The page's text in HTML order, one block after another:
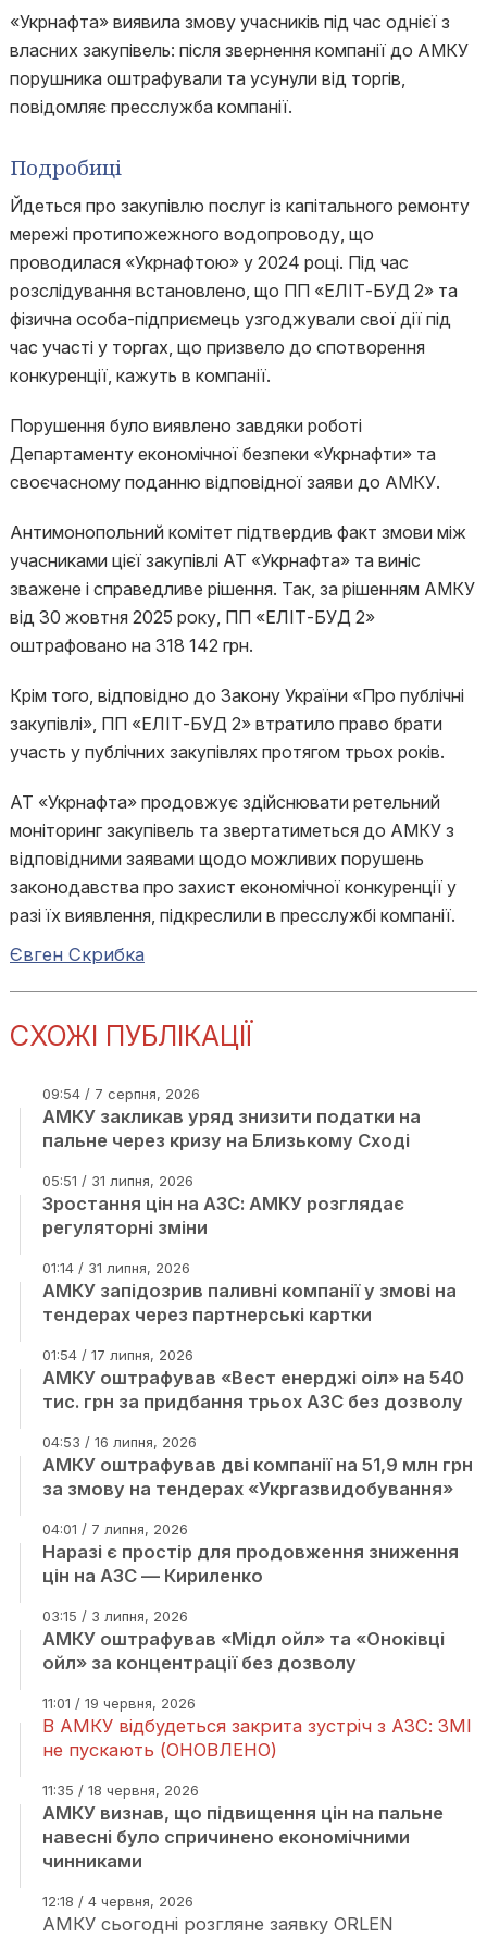
«Укрнафта» виявила змову учасників під час однієї з
власних закупівель: після звернення компанії до АМКУ
порушника оштрафували та усунули від торгів,
повідомляє пресслужба компанії.
Подробиці
Йдеться про закупівлю послуг із капітального ремонту
мережі протипожежного водопроводу, що
проводилася «Укрнафтою» у 2024 році. Під час
розслідування встановлено, що ПП «ЕЛІТ-БУД 2» та
фізична особа-підприємець узгоджували свої дії під
час участі у торгах, що призвело до спотворення
конкуренції, кажуть в компанії.
Порушення було виявлено завдяки роботі
Департаменту економічної безпеки «Укрнафти» та
своєчасному поданню відповідної заяви до АМКУ.
Антимонопольний комітет підтвердив факт змови між
учасниками цієї закупівлі АТ «Укрнафта» та виніс
зважене і справедливе рішення. Так, за рішенням АМКУ
від 30 жовтня 2025 року, ПП «ЕЛІТ-БУД 2»
оштрафовано на 318 142 грн.
Крім того, відповідно до Закону України «Про публічні
закупівлі», ПП «ЕЛІТ-БУД 2» втратило право брати
участь у публічних закупівлях протягом трьох років.
АТ «Укрнафта» продовжує здійснювати ретельний
моніторинг закупівель та звертатиметься до АМКУ з
відповідними заявами щодо можливих порушень
законодавства про захист економічної конкуренції у
разі їх виявлення, підкреслили в пресслужбі компанії.
Євген Скрибка
СХОЖІ ПУБЛІКАЦІЇ
09:54 / 7 серпня, 2026
АМКУ закликав уряд знизити податки на
пальне через кризу на Близькому Сході
05:51 / 31 липня, 2026
Зростання цін на АЗС: АМКУ розглядає
регуляторні зміни
01:14 / 31 липня, 2026
АМКУ запідозрив паливні компанії у змові на
тендерах через партнерські картки
01:54 / 17 липня, 2026
АМКУ оштрафував «Вест енерджі оіл» на 540
тис. грн за придбання трьох АЗС без дозволу
04:53 / 16 липня, 2026
АМКУ оштрафував дві компанії на 51,9 млн грн
за змову на тендерах «Укргазвидобування»
04:01 / 7 липня, 2026
Наразі є простір для продовження зниження
цін на АЗС — Кириленко
03:15 / 3 липня, 2026
АМКУ оштрафував «Мідл ойл» та «Оноківці
ойл» за концентрації без дозволу
11:01 / 19 червня, 2026
В АМКУ відбудеться закрита зустріч з АЗС: ЗМІ
не пускають (ОНОВЛЕНО)
11:35 / 18 червня, 2026
АМКУ визнав, що підвищення цін на пальне
навесні було спричинено економічними
чинниками
12:18 / 4 червня, 2026
АМКУ сьогодні розгляне заявку ORLEN